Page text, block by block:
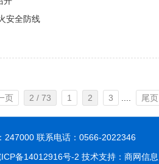
安全防线
页 2 / 73 1 2 3 尾页
247000 联系电话：0566-2022346
备14012916号-2 技术支持：商网信息